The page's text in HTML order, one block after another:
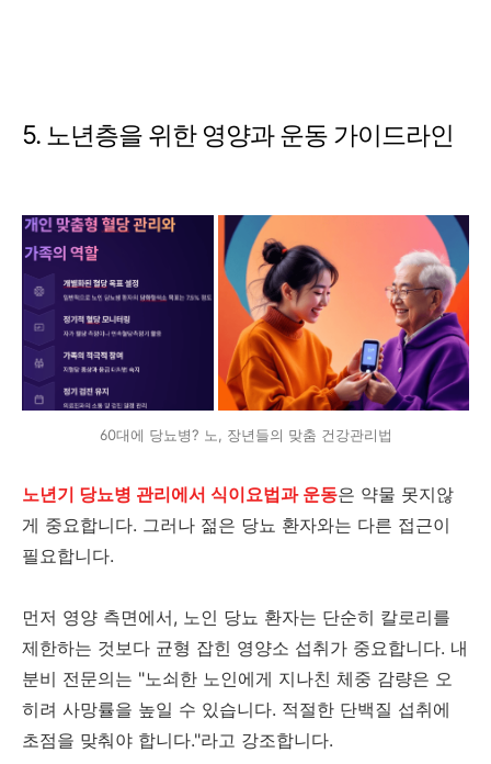
5. 노년층을 위한 영양과 운동 가이드라인
60대에 당뇨병? 노, 장년들의 맞춤 건강관리법
노년기 당뇨병 관리에서 식이요법과 운동은 약물 못지않
게 중요합니다. 그러나 젊은 당뇨 환자와는 다른 접근이
필요합니다.
먼저 영양 측면에서, 노인 당뇨 환자는 단순히 칼로리를
제한하는 것보다 균형 잡힌 영양소 섭취가 중요합니다. 내
분비 전문의는 "노쇠한 노인에게 지나친 체중 감량은 오
히려 사망률을 높일 수 있습니다. 적절한 단백질 섭취에
초점을 맞춰야 합니다."라고 강조합니다.